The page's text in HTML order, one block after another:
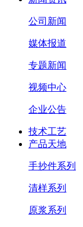
公司新闻
媒体报道
专题新闻
视频中心
企业公告
技术工艺
产品天地
手抄件系列
清样系列
原浆系列